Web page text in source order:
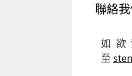
聯絡
如
至